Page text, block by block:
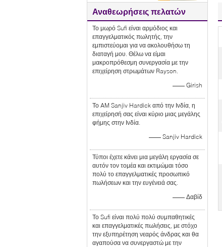
Αναθεωρήσεις πελατών
Το μωρό Sufi είναι αρμόδιος και
επαγγελματικός πωλητής, την
εμπιστεύομαι για να ακολουθήσω τη
διαταγή μου. Θέλω να είμαι
μακροπρόθεσμη συνεργασία με την
επιχείρηση στρωμάτων Rayson.
—— Girish
Το AM Sanjiv Hardick από την Ινδία, η
επιχείρησή σας είναι κύριο μιας μεγάλης
φήμης στην Ινδία.
—— Sanjiv Hardick
Τύποι έχετε κάνει μια μεγάλη εργασία σε
αυτόν τον τομέα και εκτιμώμαι τόσο
πολύ το επαγγελματικές προσωπικό
πωλήσεων και την ευγένειά σας.
—— Δαβίδ
Το Sufi είναι πολύ πολύ συμπαθητικές
και επαγγελματικές πωλήσεις, με στόχο
την εξυπηρέτηση νεαρός άνδρας και θα
αγαπούσα να συνεργαστώ με την